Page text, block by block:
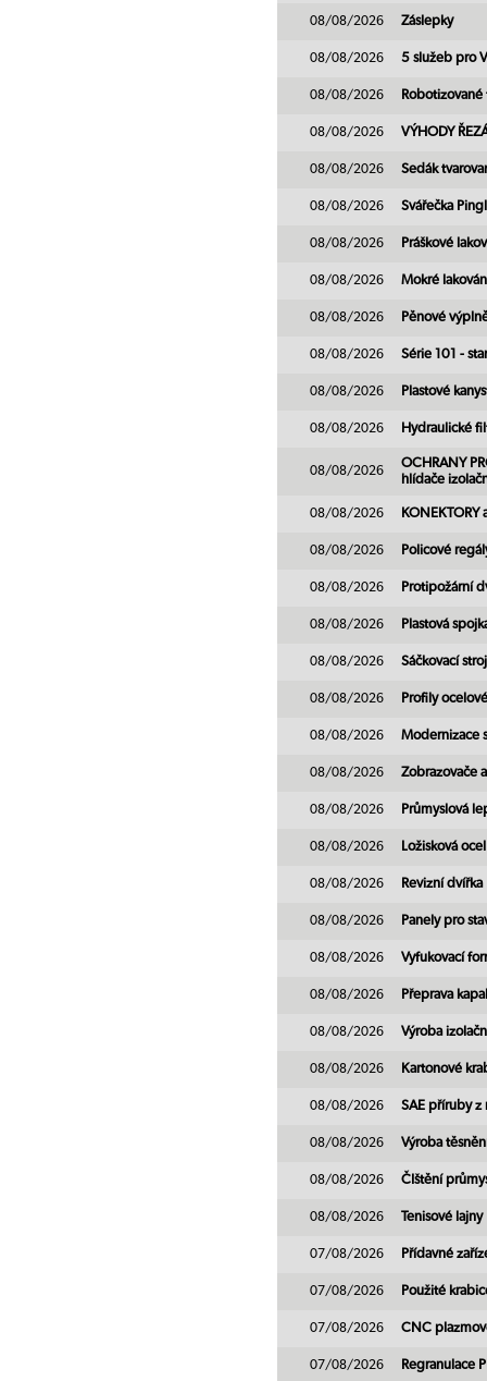
08/08/2026 Záslepky
08/08/2026 5 služeb pro
08/08/2026 Robotizované
08/08/2026 VÝHODY
08/08/2026 Sedák
08/08/2026 Svářečka
08/08/2026 Práškové
08/08/2026 Mokré
08/08/2026 Pěnové
08/08/2026 Série 101 -
08/08/2026 Plastové
08/08/2026 Hydraulické
08/08/2026
OCHRANY
hlídače
08/08/2026
08/08/2026 Policové
08/08/2026 Protipožární
08/08/2026 Plastová
08/08/2026 Sáčkovací
08/08/2026 Profily
08/08/2026 Modernizace
08/08/2026 Zobrazovače
08/08/2026 Průmyslová
08/08/2026 Ložisková ocel
08/08/2026 Revizní dvířka
08/08/2026 Panely pro
08/08/2026 Vyfukovací
08/08/2026 Přeprava
08/08/2026 Výroba
08/08/2026 Kartonové
08/08/2026 SAE příruby z
08/08/2026 Výroba
08/08/2026 ČIštění
08/08/2026 Tenisové lajny
07/08/2026 Přídavné
07/08/2026 Použité
07/08/2026 CNC
07/08/2026 Regranulace